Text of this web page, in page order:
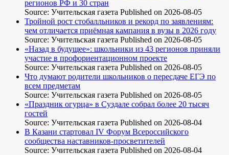
регионов РФ и 30 стран
Source: Учительская газета Published on 2026-08-05
Тройной рост стобалльников и рекорд по заявлениям:
чем отличается приёмная кампания в вузы в 2026 году
Source: Учительская газета Published on 2026-08-05
«Назад в будущее»: школьники из 43 регионов приняли
участие в профориентационном проекте
Source: Учительская газета Published on 2026-08-05
Что думают родители школьников о пересдаче ЕГЭ по
всем предметам
Source: Учительская газета Published on 2026-08-05
«Праздник огурца» в Суздале собрал более 20 тысяч
гостей
Source: Учительская газета Published on 2026-08-04
В Казани стартовал IV Форум Всероссийского
сообщества наставников-просветителей
Source: Учительская газета Published on 2026-08-04